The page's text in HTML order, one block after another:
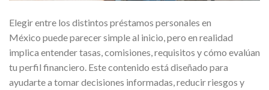
Elegir entre los distintos préstamos personales en
México puede parecer simple al inicio, pero en realidad
implica entender tasas, comisiones, requisitos y cómo evalúan
tu perfil financiero. Este contenido está diseñado para
ayudarte a tomar decisiones informadas, reducir riesgos y